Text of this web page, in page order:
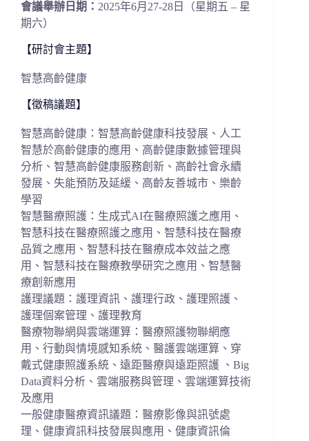
會議舉辦日期： 2025年6月27-28日（星期五 – 星
期六）
【研討會主題】
智慧高齡健康
【徵稿議題】
智慧高齡健康：智慧高齡健康科技發展、人工
智慧於高齡健康的應用、高齡健康數據管理與
分析、智慧高齡健康服務創新、高齡社會永續
發展、失能預防及延緩、高齡友善城市、樂齡
學習
智慧醫療照護：生成式AI在醫療照護之應用、
智慧科技在醫療照護之應用、智慧科技在醫療
品質之應用、智慧科技在醫療成本效益之應
用、智慧科技在醫療教學研究之應用、智慧醫
療創新應用
護理議題：護理資訊、護理行政、護理照護、
護理個案管理、護理教育
醫療物聯網與雲端運算：醫療照護物聯網應
用、行動與情境感知系統、醫護雲端運算、穿
戴式健康照護系統、遠距醫療與遠距照護 、Big
Data資料分析、雲端服務與管理、雲端運算技術
及應用
一般健康醫療資訊議題：醫療影像與訊號處
理、健康資訊科技發展與應用、健康資訊倫